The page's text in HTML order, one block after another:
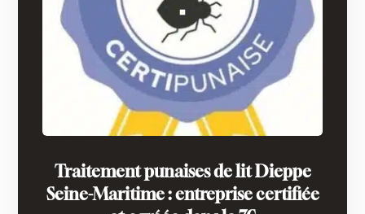
Traitement punaises de lit Dieppe
Seine-Maritime : entreprise certifiée